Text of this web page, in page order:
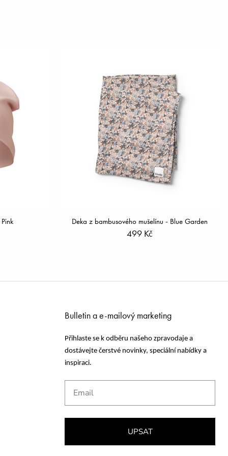
Deka z bambusového mušelínu - Blue Garden
499 Kč
Bulletin a e-mailový marketing
Přihlaste se k odběru našeho zpravodaje a
dostávejte čerstvé novinky, speciální nabídky a
inspiraci.
UPSAT